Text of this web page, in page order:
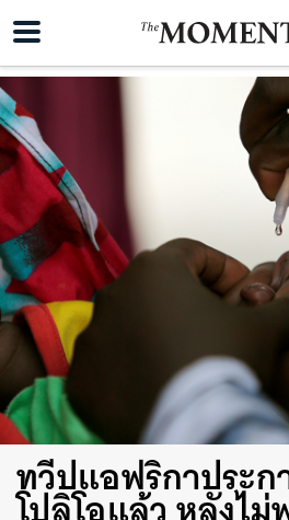
ทวีปแอฟริกาประ